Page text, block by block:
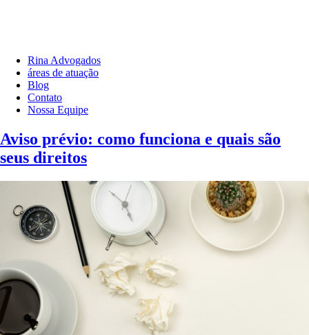
Rina Advogados
áreas de atuação
Blog
Contato
Nossa Equipe
Aviso prévio: como funciona e quais são
seus direitos